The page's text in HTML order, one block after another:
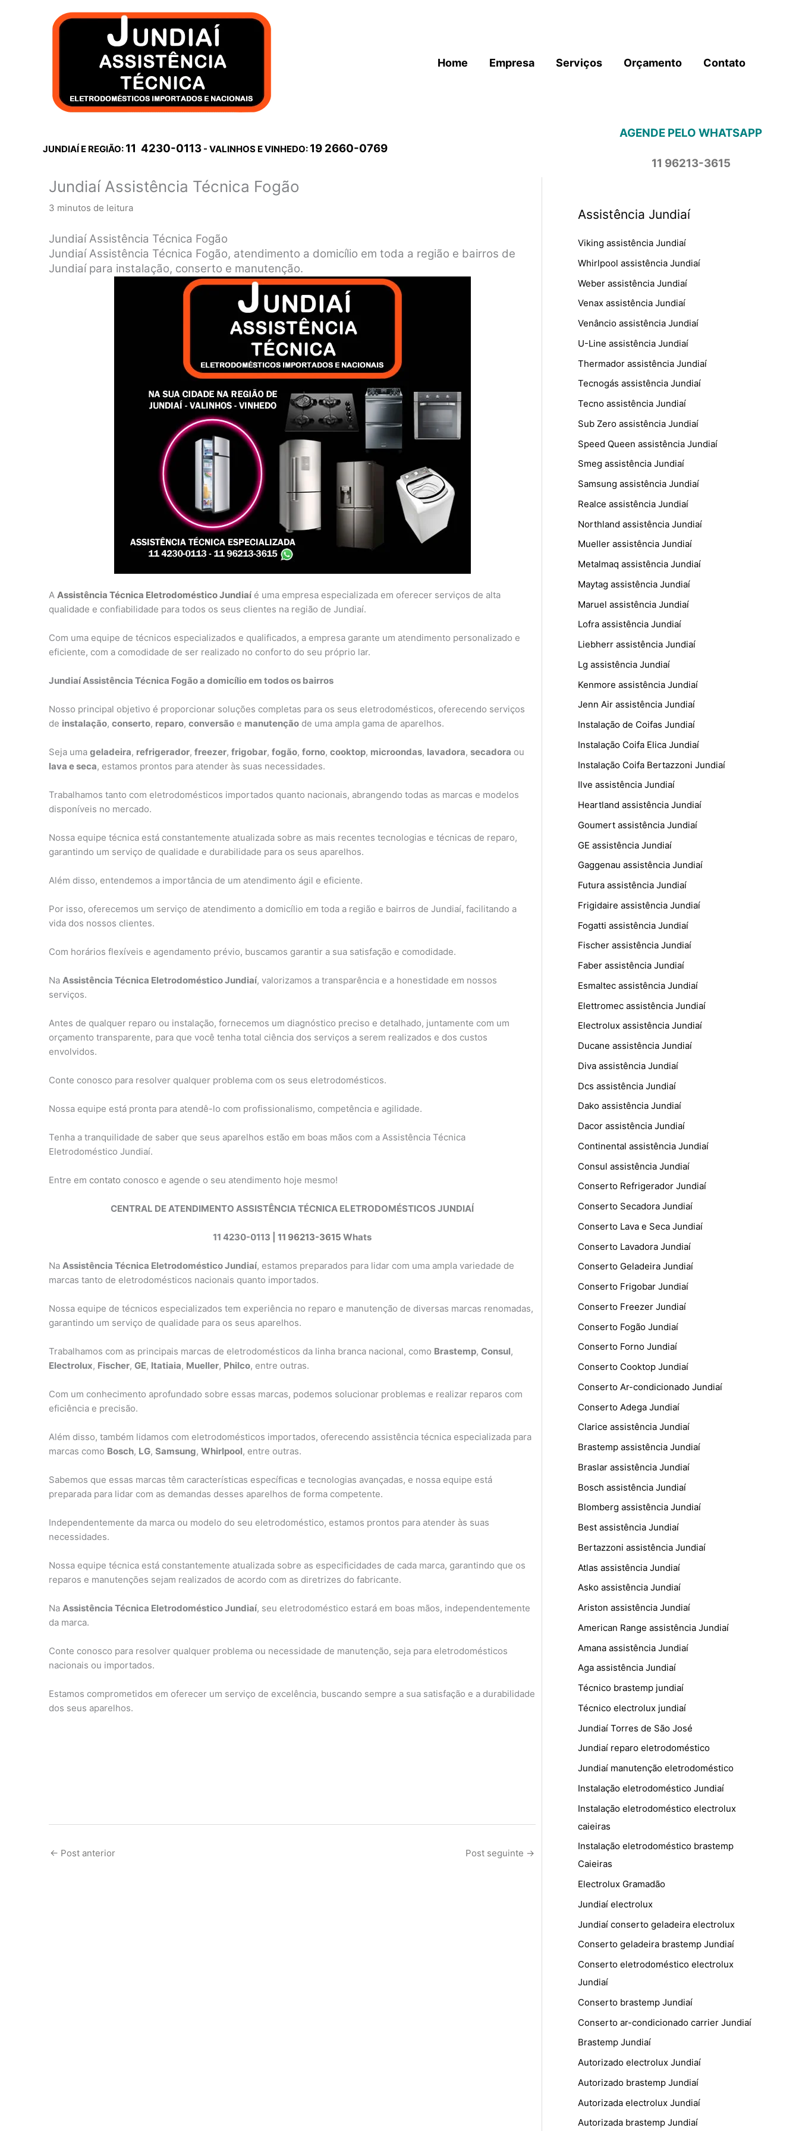
Home Empresa Serviços Orçamento Contato
JUNDIAÍ E REGIÃO: 11 4230-0113 - VALINHOS E VINHEDO: 19 2660-0769
AGENDE PELO WHATSAPP
11 96213-3615
Jundiaí Assistência Técnica Fogão
3 minutos de leitura
Jundiaí Assistência Técnica Fogão
Jundiaí Assistência Técnica Fogão, atendimento a domicílio em toda a região e bairros de
Jundiaí para instalação, conserto e manutenção.
A Assistência Técnica Eletrodoméstico Jundiaí é uma empresa especializada em oferecer serviços de alta
qualidade e confiabilidade para todos os seus clientes na região de Jundiaí.
Com uma equipe de técnicos especializados e qualificados, a empresa garante um atendimento personalizado e
eficiente, com a comodidade de ser realizado no conforto do seu próprio lar.
Jundiaí Assistência Técnica Fogão a domicílio em todos os bairros
Nosso principal objetivo é proporcionar soluções completas para os seus eletrodomésticos, oferecendo serviços
de instalação, conserto, reparo, conversão e manutenção de uma ampla gama de aparelhos.
Seja uma geladeira, refrigerador, freezer, frigobar, fogão, forno, cooktop, microondas, lavadora, secadora ou
lava e seca, estamos prontos para atender às suas necessidades.
Trabalhamos tanto com eletrodomésticos importados quanto nacionais, abrangendo todas as marcas e modelos
disponíveis no mercado.
Nossa equipe técnica está constantemente atualizada sobre as mais recentes tecnologias e técnicas de reparo,
garantindo um serviço de qualidade e durabilidade para os seus aparelhos.
Além disso, entendemos a importância de um atendimento ágil e eficiente.
Por isso, oferecemos um serviço de atendimento a domicílio em toda a região e bairros de Jundiaí, facilitando a
vida dos nossos clientes.
Com horários flexíveis e agendamento prévio, buscamos garantir a sua satisfação e comodidade.
Na Assistência Técnica Eletrodoméstico Jundiaí, valorizamos a transparência e a honestidade em nossos
serviços.
Antes de qualquer reparo ou instalação, fornecemos um diagnóstico preciso e detalhado, juntamente com um
orçamento transparente, para que você tenha total ciência dos serviços a serem realizados e dos custos
envolvidos.
Conte conosco para resolver qualquer problema com os seus eletrodomésticos.
Nossa equipe está pronta para atendê-lo com profissionalismo, competência e agilidade.
Tenha a tranquilidade de saber que seus aparelhos estão em boas mãos com a Assistência Técnica
Eletrodoméstico Jundiaí.
Entre em contato conosco e agende o seu atendimento hoje mesmo!
CENTRAL DE ATENDIMENTO ASSISTÊNCIA TÉCNICA ELETRODOMÉSTICOS JUNDIAÍ
11 4230-0113 | 11 96213-3615 Whats
Na Assistência Técnica Eletrodoméstico Jundiaí, estamos preparados para lidar com uma ampla variedade de
marcas tanto de eletrodomésticos nacionais quanto importados.
Nossa equipe de técnicos especializados tem experiência no reparo e manutenção de diversas marcas renomadas,
garantindo um serviço de qualidade para os seus aparelhos.
Trabalhamos com as principais marcas de eletrodomésticos da linha branca nacional, como Brastemp, Consul,
Electrolux, Fischer, GE, Itatiaia, Mueller, Philco, entre outras.
Com um conhecimento aprofundado sobre essas marcas, podemos solucionar problemas e realizar reparos com
eficiência e precisão.
Além disso, também lidamos com eletrodomésticos importados, oferecendo assistência técnica especializada para
marcas como Bosch, LG, Samsung, Whirlpool, entre outras.
Sabemos que essas marcas têm características específicas e tecnologias avançadas, e nossa equipe está
preparada para lidar com as demandas desses aparelhos de forma competente.
Independentemente da marca ou modelo do seu eletrodoméstico, estamos prontos para atender às suas
necessidades.
Nossa equipe técnica está constantemente atualizada sobre as especificidades de cada marca, garantindo que os
reparos e manutenções sejam realizados de acordo com as diretrizes do fabricante.
Na Assistência Técnica Eletrodoméstico Jundiaí, seu eletrodoméstico estará em boas mãos, independentemente
da marca.
Conte conosco para resolver qualquer problema ou necessidade de manutenção, seja para eletrodomésticos
nacionais ou importados.
Estamos comprometidos em oferecer um serviço de excelência, buscando sempre a sua satisfação e a durabilidade
dos seus aparelhos.
← Post anterior Post seguinte →
Assistência Jundiaí
Viking assistência Jundiaí
Whirlpool assistência Jundiaí
Weber assistência Jundiaí
Venax assistência Jundiaí
Venâncio assistência Jundiaí
U-Line assistência Jundiaí
Thermador assistência Jundiaí
Tecnogás assistência Jundiaí
Tecno assistência Jundiaí
Sub Zero assistência Jundiaí
Speed Queen assistência Jundiaí
Smeg assistência Jundiaí
Samsung assistência Jundiaí
Realce assistência Jundiaí
Northland assistência Jundiaí
Mueller assistência Jundiaí
Metalmaq assistência Jundiaí
Maytag assistência Jundiaí
Maruel assistência Jundiaí
Lofra assistência Jundiaí
Liebherr assistência Jundiaí
Lg assistência Jundiaí
Kenmore assistência Jundiaí
Jenn Air assistência Jundiaí
Instalação de Coifas Jundiaí
Instalação Coifa Elica Jundiaí
Instalação Coifa Bertazzoni Jundiaí
Ilve assistência Jundiaí
Heartland assistência Jundiaí
Goumert assistência Jundiaí
GE assistência Jundiaí
Gaggenau assistência Jundiaí
Futura assistência Jundiaí
Frigidaire assistência Jundiaí
Fogatti assistência Jundiaí
Fischer assistência Jundiaí
Faber assistência Jundiaí
Esmaltec assistência Jundiaí
Elettromec assistência Jundiaí
Electrolux assistência Jundiaí
Ducane assistência Jundiaí
Diva assistência Jundiaí
Dcs assistência Jundiaí
Dako assistência Jundiaí
Dacor assistência Jundiaí
Continental assistência Jundiaí
Consul assistência Jundiaí
Conserto Refrigerador Jundiaí
Conserto Secadora Jundiaí
Conserto Lava e Seca Jundiaí
Conserto Lavadora Jundiaí
Conserto Geladeira Jundiaí
Conserto Frigobar Jundiaí
Conserto Freezer Jundiaí
Conserto Fogão Jundiaí
Conserto Forno Jundiaí
Conserto Cooktop Jundiaí
Conserto Ar-condicionado Jundiaí
Conserto Adega Jundiaí
Clarice assistência Jundiaí
Brastemp assistência Jundiaí
Braslar assistência Jundiaí
Bosch assistência Jundiaí
Blomberg assistência Jundiaí
Best assistência Jundiaí
Bertazzoni assistência Jundiaí
Atlas assistência Jundiaí
Asko assistência Jundiaí
Ariston assistência Jundiaí
American Range assistência Jundiaí
Amana assistência Jundiaí
Aga assistência Jundiaí
Técnico brastemp jundiaí
Técnico electrolux jundiaí
Jundiaí Torres de São José
Jundiaí reparo eletrodoméstico
Jundiaí manutenção eletrodoméstico
Instalação eletrodoméstico Jundiaí
Instalação eletrodoméstico electrolux
caieiras
Instalação eletrodoméstico brastemp
Caieiras
Electrolux Gramadão
Jundiaí electrolux
Jundiaí conserto geladeira electrolux
Conserto geladeira brastemp Jundiaí
Conserto eletrodoméstico electrolux
Jundiaí
Conserto brastemp Jundiaí
Conserto ar-condicionado carrier Jundiaí
Brastemp Jundiaí
Autorizado electrolux Jundiaí
Autorizado brastemp Jundiaí
Autorizada electrolux Jundiaí
Autorizada brastemp Jundiaí